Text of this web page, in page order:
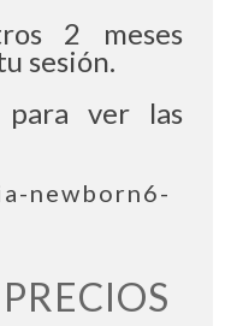
2 meses
sesión.
para ver las